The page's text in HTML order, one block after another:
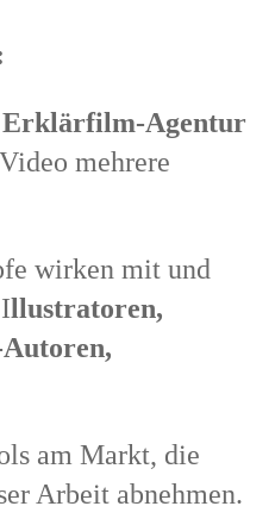
Erklärfilm-Agentur
mehrere
wirken mit und
llustratoren,
am Markt, die
Arbeit abnehmen.